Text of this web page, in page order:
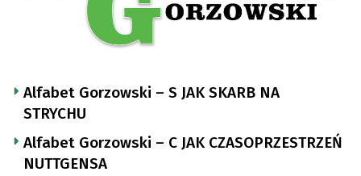
Alfabet Gorzowski – S JAK SKARB NA
STRYCHU
Alfabet Gorzowski – C JAK CZASOPRZESTRZEŃ
NUTTGENSA